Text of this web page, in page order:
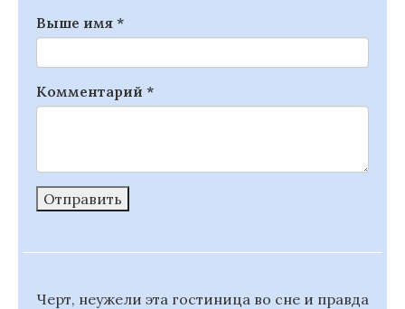
Выше имя *
Комментарий *
Отправить
Черт, неужели эта гостиница во сне и правда